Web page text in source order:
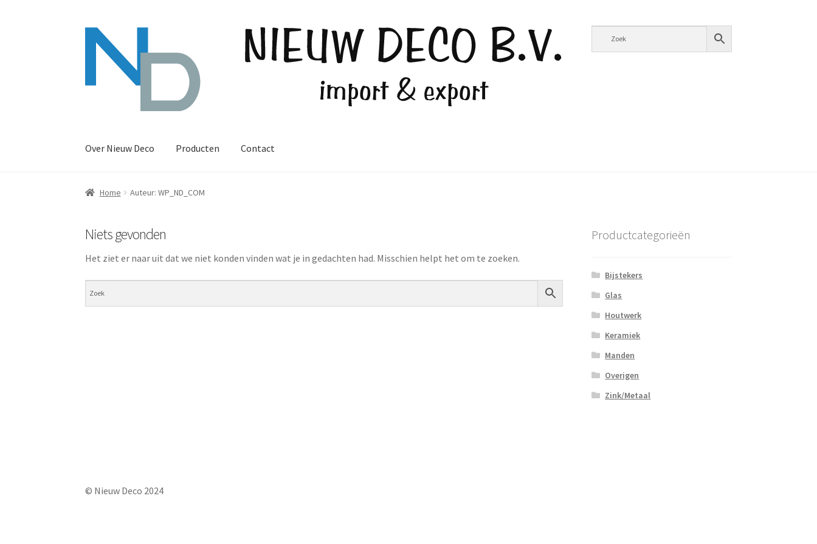
Ga
door
Ga
naar
Over Nieuw Deco Producten Contact
Home Auteur: WP_ND_COM
Niets gevonden
Het ziet er naar uit dat we niet konden vinden wat je in gedachten had. Misschien helpt het om te zoeken.
Productcategorieën
Bijstekers
Glas
Houtwerk
Keramiek
Manden
Overigen
Zink/Metaal
© Nieuw Deco 2024